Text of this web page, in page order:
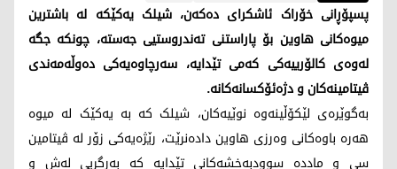
پسپۆڕانی خۆراک ئاشکرای دەکەن، شیلک یەکێکە لە باشترین
میوەکانی هاوین بۆ پاراستنی تەندروستیی جەستە، چونکە جگە
لەوەی کالۆرییەکی کەمی تێدایە، سەرچاوەیەکی دەوڵەمەندی
ڤیتامینەکان و دژەئۆکسانەکانە.
بەگوێرەی لێکۆڵینەوە نوێیەکان، شیلک کە بە یەکێک لە میوە
هەرە باوەکانی وەرزی هاوین دادەنرێت، رێژەیەکی زۆر لە ڤیتامین
سی و ماددە سوودبەخشەکانی تێدایە کە بەرگریی لەش و